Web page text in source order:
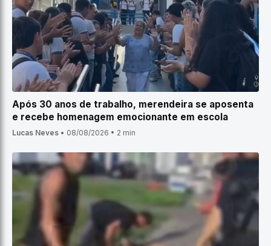
Após 30 anos de trabalho, merendeira se aposenta
e recebe homenagem emocionante em escola
Lucas Neves • 08/08/2026 • 2 min